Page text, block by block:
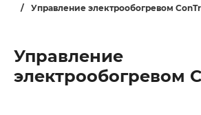
/
Управление электрообогревом
Управление
электрообогревом